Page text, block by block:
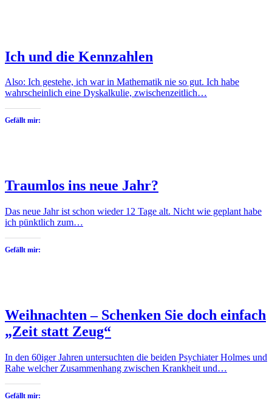
Ich und die Kennzahlen
Also: Ich gestehe, ich war in Mathematik nie so gut. Ich habe
wahrscheinlich eine Dyskalkulie, zwischenzeitlich…
Gefällt mir:
Traumlos ins neue Jahr?
Das neue Jahr ist schon wieder 12 Tage alt. Nicht wie geplant habe
ich pünktlich zum…
Gefällt mir:
Weihnachten – Schenken Sie doch einfach
„Zeit statt Zeug“
In den 60iger Jahren untersuchten die beiden Psychiater Holmes und
Rahe welcher Zusammenhang zwischen Krankheit und…
Gefällt mir: